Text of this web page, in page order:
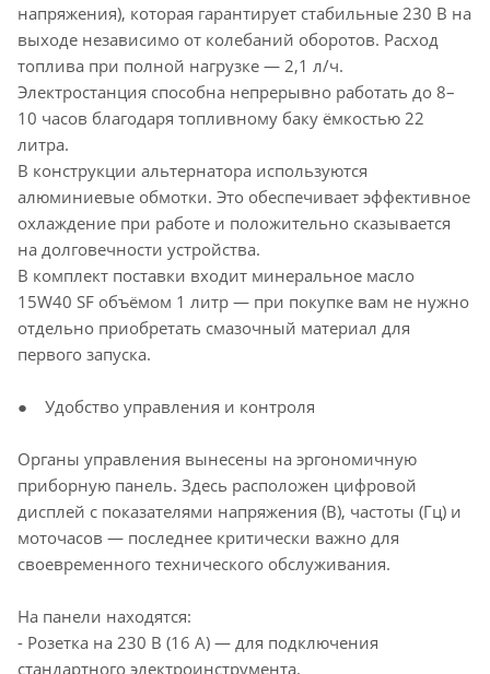
напряжения), которая гарантирует стабильные 230 В на
выходе независимо от колебаний оборотов. Расход
топлива при полной нагрузке — 2,1 л/ч.
Электростанция способна непрерывно работать до 8–
10 часов благодаря топливному баку ёмкостью 22
литра.
В конструкции альтернатора используются
алюминиевые обмотки. Это обеспечивает эффективное
охлаждение при работе и положительно сказывается
на долговечности устройства.
В комплект поставки входит минеральное масло
15W40 SF объёмом 1 литр — при покупке вам не нужно
отдельно приобретать смазочный материал для
первого запуска.
● Удобство управления и контроля
Органы управления вынесены на эргономичную
приборную панель. Здесь расположен цифровой
дисплей с показателями напряжения (В), частоты (Гц) и
моточасов — последнее критически важно для
своевременного технического обслуживания.
На панели находятся:
- Розетка на 230 В (16 А) — для подключения
стандартного электроинструмента.